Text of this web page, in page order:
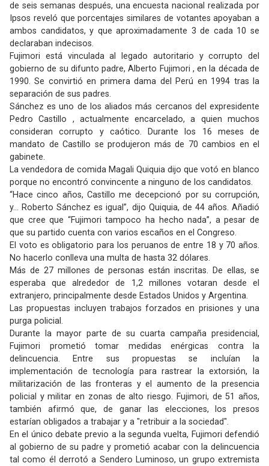
de seis semanas después, una encuesta nacional realizada por
Ipsos reveló que porcentajes similares de votantes apoyaban a
ambos candidatos, y que aproximadamente 3 de cada 10 se
declaraban indecisos.
Fujimori está vinculada al legado autoritario y corrupto del
gobierno de su difunto padre, Alberto Fujimori , en la década de
1990. Se convirtió en primera dama del Perú en 1994 tras la
separación de sus padres.
Sánchez es uno de los aliados más cercanos del expresidente
Pedro Castillo , actualmente encarcelado, a quien muchos
consideran corrupto y caótico. Durante los 16 meses de
mandato de Castillo se produjeron más de 70 cambios en el
gabinete.
La vendedora de comida Magali Quiquia dijo que votó en blanco
porque no encontró convincente a ninguno de los candidatos.
“Hace cinco años, Castillo me decepcionó por su corrupción,
y... Roberto Sánchez es igual”, dijo Quiquia, de 44 años. Añadió
que cree que “Fujimori tampoco ha hecho nada”, a pesar de
que su partido cuenta con varios escaños en el Congreso.
El voto es obligatorio para los peruanos de entre 18 y 70 años.
No hacerlo conlleva una multa de hasta 32 dólares.
Más de 27 millones de personas están inscritas. De ellas, se
esperaba que alrededor de 1,2 millones votaran desde el
extranjero, principalmente desde Estados Unidos y Argentina.
Las propuestas incluyen trabajos forzados en prisiones y una
purga policial.
Durante la mayor parte de su cuarta campaña presidencial,
Fujimori prometió tomar medidas enérgicas contra la
delincuencia. Entre sus propuestas se incluían la
implementación de tecnología para rastrear la extorsión, la
militarización de las fronteras y el aumento de la presencia
policial y militar en zonas de alto riesgo. Fujimori, de 51 años,
también afirmó que, de ganar las elecciones, los presos
estarían obligados a trabajar y a "retribuir a la sociedad".
En el único debate previo a la segunda vuelta, Fujimori defendió
al gobierno de su padre y prometió acabar con la delincuencia
tal como él derrotó a Sendero Luminoso, un grupo extremista